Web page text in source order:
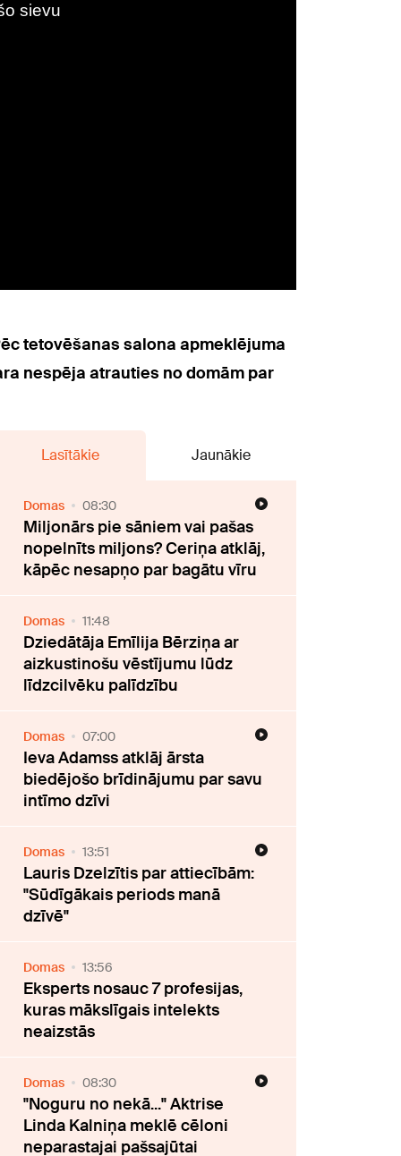
tetovēšanas salona apmeklējuma
nespēja atrauties no domām par
Lasītākie Jaunākie
Domas 08:30
Miljonārs pie sāniem vai pašas
nopelnīts miljons? Ceriņa atklāj,
kāpēc nesapņo par bagātu vīru
Domas 11:48
Dziedātāja Emīlija Bērziņa ar
aizkustinošu vēstījumu lūdz
līdzcilvēku palīdzību
Domas 07:00
Ieva Adamss atklāj ārsta
biedējošo brīdinājumu par savu
intīmo dzīvi
Domas 13:51
Lauris Dzelzītis par attiecībām:
"Sūdīgākais periods manā
dzīvē"
Domas 13:56
Eksperts nosauc 7 profesijas,
kuras mākslīgais intelekts
neaizstās
Domas 08:30
"Noguru no nekā..." Aktrise
Linda Kalniņa meklē cēloni
neparastajai pašsajūtai